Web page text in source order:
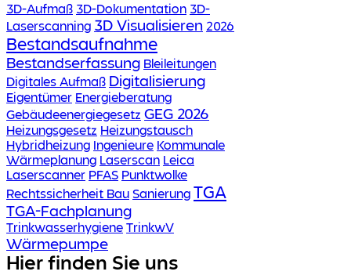
3D-Aufmaß 3D-Dokumentation 3D-
Laserscanning 3D Visualisieren 2026
Bestandsaufnahme
Bestandserfassung Bleileitungen
Digitales Aufmaß Digitalisierung
Eigentümer Energieberatung
Gebäudeenergiegesetz GEG 2026
Heizungsgesetz Heizungstausch
Hybridheizung Ingenieure Kommunale
Wärmeplanung Laserscan Leica
Laserscanner PFAS Punktwolke
Rechtssicherheit Bau Sanierung TGA
TGA-Fachplanung
Trinkwasserhygiene TrinkwV
Wärmepumpe
Hier finden Sie uns